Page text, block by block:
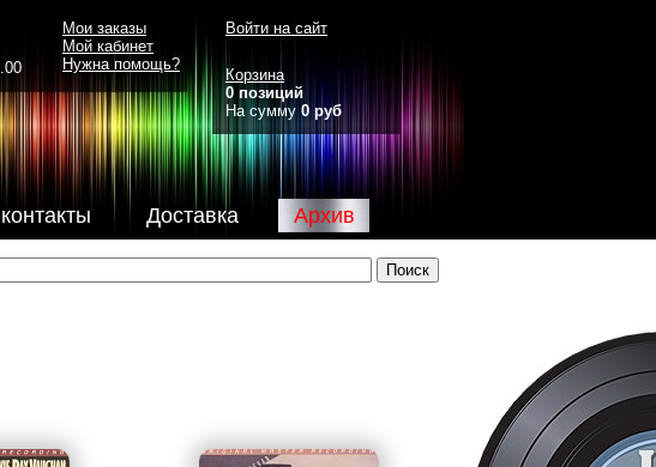
Доставка Архив
Мои заказы
Мой кабинет
Нужна помощь?
Войти на сайт
Корзина
0 позиций
На сумму 0 руб